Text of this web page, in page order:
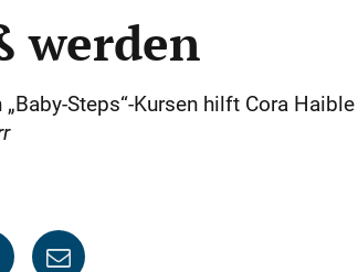
werden
Steps“-Kursen hilft Cora